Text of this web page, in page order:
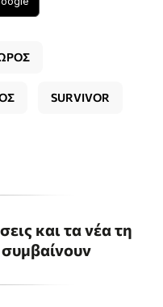
SURVIVOR
και τα νέα τη